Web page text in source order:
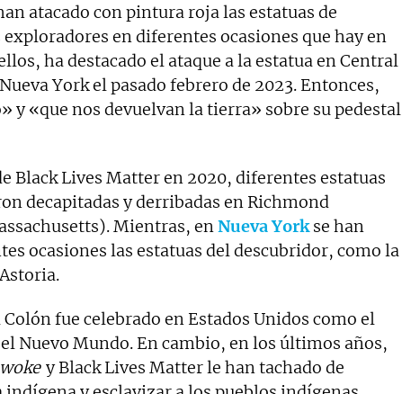
atacado con pintura roja las estatuas de
en diferentes ocasiones que hay en
ha destacado el ataque a la estatua en Central
York el pasado febrero de 2023. Entonces,
y «que nos devuelvan la tierra» sobre su pedestal
Black Lives Matter en 2020, diferentes estatuas
decapitadas y derribadas en Richmond
Mientras, enNueva Yorkse han
ocasiones las estatuas del descubridor, como la
fue celebrado en Estados Unidos como el
Nuevo Mundo. En cambio, en los últimos años,
woke y Black Lives Matter le han tachado de